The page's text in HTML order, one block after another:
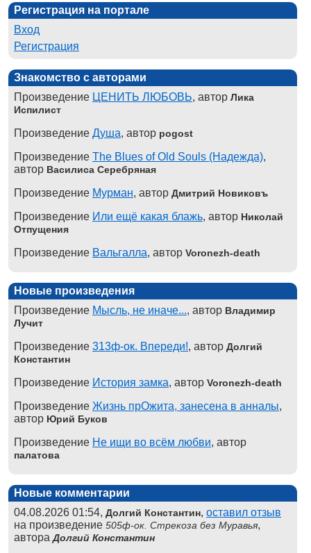
Регистрация на портале
Вход
Регистрация
Знакомство с авторами
Произведение ЦЕНИТЬ ЛЮБОВЬ, автор Лика
Испилист
Произведение Душа, автор pogost
Произведение The Blues of Old Souls (Надежда),
автор Василиса Серебряная
Произведение Мурман, автор Дмитрий Новиковъ
Произведение Или ещё какая блажь, автор Николай
Отпущения
Произведение Вальгалла, автор Voronezh-death
Новые произведения
Произведение Мысль, не иначе..., автор Владимир
Лучит
Произведение 313ф-ок. Впереди!, автор Долгий
Константин
Произведение История замка, автор Voronezh-death
Произведение Жизнь прОжита, занесена в анналы,
автор Юрий Буков
Произведение Не ищи во всём любви, автор
палатова
Новые комментарии
04.08.2026 01:54, Долгий Константин, оставил отзыв
на произведение 505ф-ок. Стрекоза без Муравья,
автораДолгий Константин